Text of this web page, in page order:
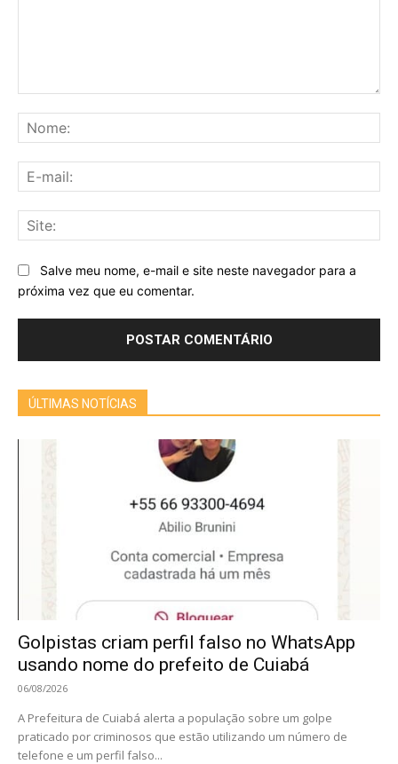
Salve meu nome, e-mail e site neste navegador para a
próxima vez que eu comentar.
ÚLTIMAS NOTÍCIAS
Golpistas criam perfil falso no WhatsApp
usando nome do prefeito de Cuiabá
06/08/2026
A Prefeitura de Cuiabá alerta a população sobre um golpe
praticado por criminosos que estão utilizando um número de
telefone e um perfil falso...